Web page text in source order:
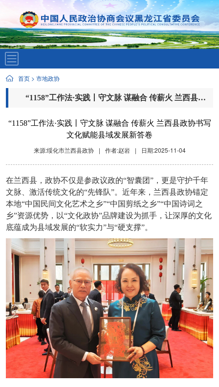
首页 > 市地政协
“1158”工作法·实践丨守文脉 谋融合 传薪火 兰西县政协书写文化赋能县域发展新答卷
“1158”工作法·实践丨守文脉 谋融合 传薪火 兰西县政协书写
文化赋能县域发展新答卷
来源:绥化市兰西县政协
| 作者:赵岩 | 日期:2025-11-04
在兰西县，政协不仅是参政议政的“智囊团”，更是守护千年
文脉、激活传统文化的“先锋队”。近年来，兰西县政协锚定
本地“中国民间文化艺术之乡”“中国剪纸之乡”“中国诗词之
乡”资源优势，以“文化政协”品牌建设为抓手，让深厚的文化
底蕴成为县域发展的“软实力”与“硬支撑”。